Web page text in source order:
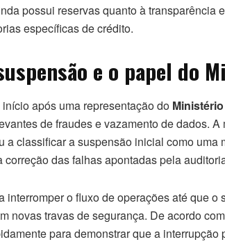
possui reservas quanto à transparência
específicas de crédito.
e o papel do
após uma representação do
de fraudes e vazamento de dados.
a classificar a suspensão inicial como uma
das falhas apontadas pela
interromper o fluxo de operações até que
novas travas de segurança. De acordo
para demonstrar que a